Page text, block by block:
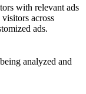
with relevant ads
across
ads.
analyzed and